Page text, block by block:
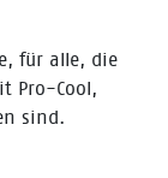
für alle, die
Pro-Cool,
sind.